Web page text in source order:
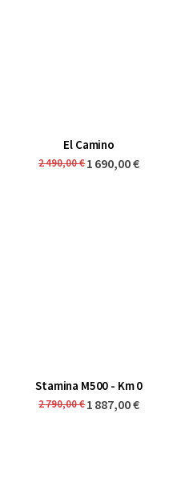
El Camino
2 490,00 €1 690,00 €
Stamina M500 - Km 0
2 790,00 €1 887,00 €